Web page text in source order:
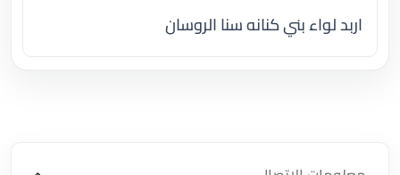
اربد لواء بني كنانه سنا الروسان